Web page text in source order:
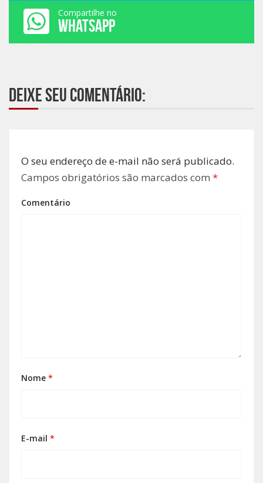
Compartilhe no
WHATSAPP
Deixe seu comentário:
O seu endereço de e-mail não será publicado.
Campos obrigatórios são marcados com *
Comentário
Nome *
E-mail *